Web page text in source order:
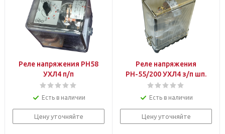
Реле напряжения РН58
УХЛ4 п/п
Есть в наличии
Цену уточняйте
Реле напряжения
РН-55/200 УХЛ4 з/п шп.
Есть в наличии
Цену уточняйте